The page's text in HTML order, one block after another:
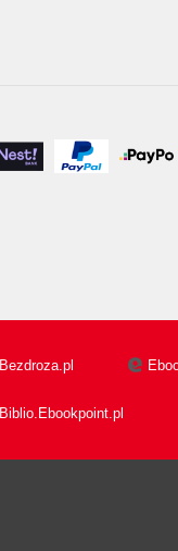
Bezdroza.pl
Biblio.Ebookpoint.pl